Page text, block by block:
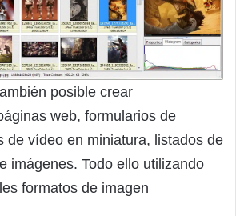
posible crear
web, formularios de
de vídeo en miniatura, listados de
imágenes. Todo ello utilizando
formatos de imagen